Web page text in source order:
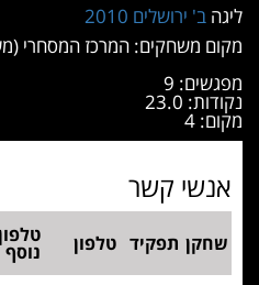
ב' ירושלים 2010
משחקים: המרכז המסחרי (מעל
9
23.0
4
קשר
תפקיד טלפון טלפון
נוסף